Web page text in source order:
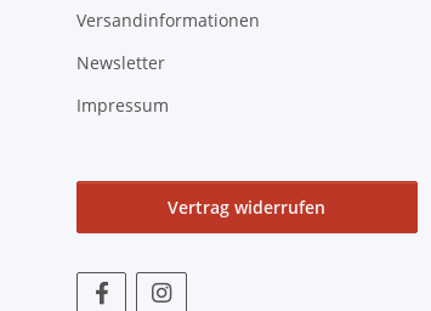
Versandinformationen
Newsletter
Impressum
Vertrag widerrufen